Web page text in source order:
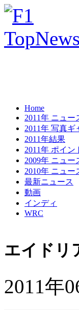
Home
2011年 ニュー
2011年 写真ギ
2011年結果
2011年 ポイン
2009年 ニュー
2010年 ニュー
最新ニュース
動画
インディ
WRC
エイドリ
2011年